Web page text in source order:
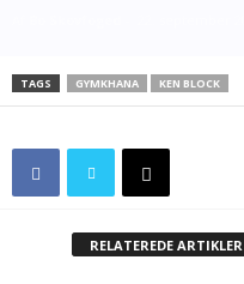
TAGS GYMKHANA KEN BLOCK
RELATEREDE ARTIKLER